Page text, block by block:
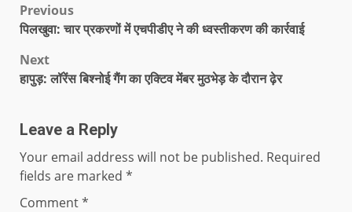
Previous
पिलखुवा: चार प्रकरणों में एचपीडीए ने की ध्वस्तीकरण की कार्रवाई
Next
हापुड़: लॉरेंस बिश्नोई गैंग का एक्टिव मेंबर मुठभेड़ के दौरान ढ़ेर
Leave a Reply
Your email address will not be published. Required
fields are marked *
Comment*